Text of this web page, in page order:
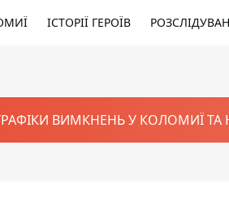
ІСТОРІЇ ГЕРОЇВ
ВИМКНЕНЬ У КОЛОМИЇ ТА